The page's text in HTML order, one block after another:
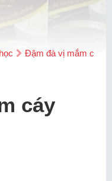
Đậm đà vị mắm cáy
cáy